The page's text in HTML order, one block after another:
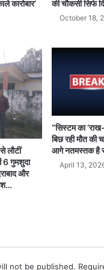
कारोबार’
की चौकसी सिर्फ
October 18,
लौटीं
6 गुमशुदा
और
“सिस्टम का
बिछ रही मौत की
आगे नतमस्तक है
April 13,
not be published.